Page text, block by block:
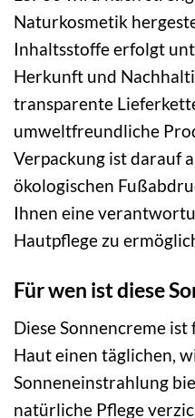
Naturkosmetik
Inhaltsstoffe erfolgt
Herkunft und
transparente
umweltfreundliche
Verpackung ist darauf
ökologischen
Ihnen eine
Hautpflege zu
Für wen ist diese
Diese Sonnencreme
Haut einen täglichen,
Sonneneinstrahlung
natürliche Pflege